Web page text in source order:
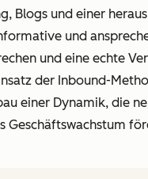
Blogs und einer
und
und eine echte
der Inbound-
einer Dynamik, die
Geschäftswachstum